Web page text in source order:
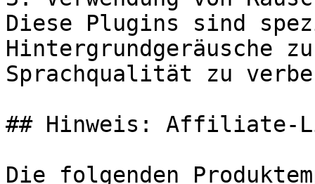
Diese Plugins sind
Hintergrundgeräusche
Sprachqualität zu
## Hinweis: Affiliate-
Die folgenden